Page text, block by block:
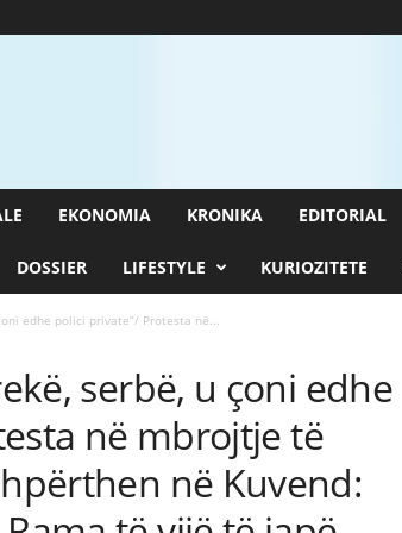
EKONOMIA KRONIKA EDITORIAL
DOSSIER LIFESTYLE KURIOZITETE
edhe polici private”/ Protesta në...
serbë, u çoni edhe
në mbrojtje të
në Kuvend: